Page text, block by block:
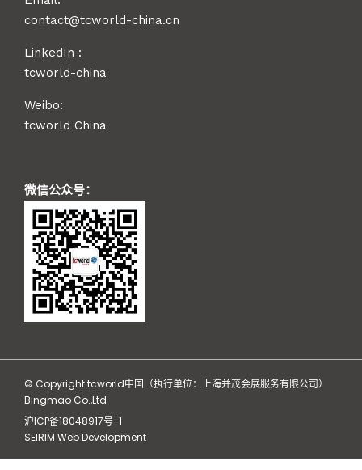
contact@tcworld-china.cn
LinkedIn :
tcworld-china
Weibo:
tcworld China
微信公众号：
© Copyright tcworld中国（执行单位：上海并茂会展服务有限公司）
Bingmao Co.,Ltd
沪ICP备18048917号-1
SEIRIM Web Development